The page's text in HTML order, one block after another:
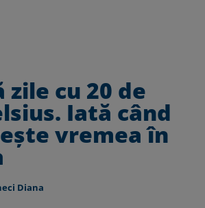
zile cu 20 de
Iată când
vremea în
Diana